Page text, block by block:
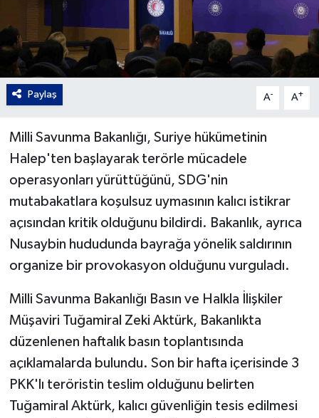
Paylaş A- A+
Milli Savunma Bakanlığı, Suriye hükümetinin
Halep'ten başlayarak terörle mücadele
operasyonları yürüttüğünü, SDG'nin
mutabakatlara koşulsuz uymasının kalıcı istikrar
açısından kritik olduğunu bildirdi. Bakanlık, ayrıca
Nusaybin hududunda bayrağa yönelik saldırının
organize bir provokasyon olduğunu vurguladı.
Milli Savunma Bakanlığı Basın ve Halkla İlişkiler
Müşaviri Tuğamiral Zeki Aktürk, Bakanlıkta
düzenlenen haftalık basın toplantısında
açıklamalarda bulundu. Son bir hafta içerisinde 3
PKK'lı teröristin teslim olduğunu belirten
Tuğamiral Aktürk, kalıcı güvenliğin tesis edilmesi